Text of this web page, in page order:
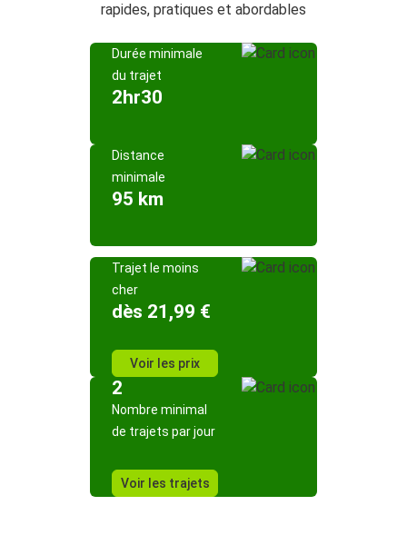
rapides, pratiques et abordables
Durée minimale
du trajet
2hr30
Distance
minimale
95 km
Trajet le moins
cher
dès 21,99 €
Voir les prix
2
Nombre minimal
de trajets par jour
Voir les trajets